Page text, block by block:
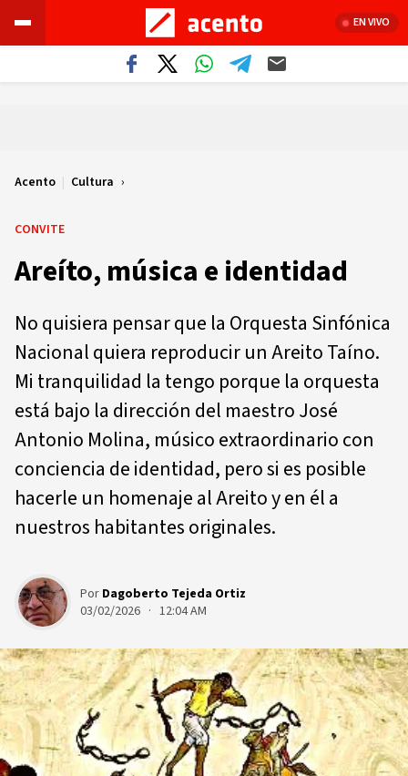
EN VIVO
Acento | Cultura
CONVITE
Areíto, música e identidad
No quisiera pensar que la Orquesta Sinfónica
Nacional quiera reproducir un Areito Taíno.
Mi tranquilidad la tengo porque la orquesta
está bajo la dirección del maestro José
Antonio Molina, músico extraordinario con
conciencia de identidad, pero si es posible
hacerle un homenaje al Areito y en él a
nuestros habitantes originales.
Por Dagoberto Tejeda Ortiz
03/02/2026 · 12:04 AM